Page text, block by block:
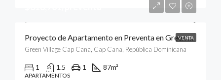
VENTA
Proyecto de Apartamento en Preventa en Green Village Condos, Cap Cana, Punta Cana
Green Village Cap Cana, Cap Cana, República Dominicana
1 1.5 1 87m²
APARTAMENTOS